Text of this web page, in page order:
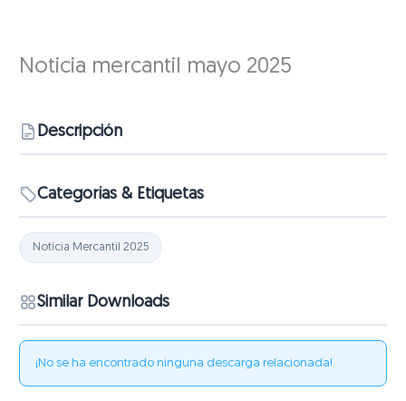
Noticia mercantil mayo 2025
Descripción
Categorías & Etiquetas
Noticia Mercantil 2025
Similar Downloads
¡No se ha encontrado ninguna descarga relacionada!